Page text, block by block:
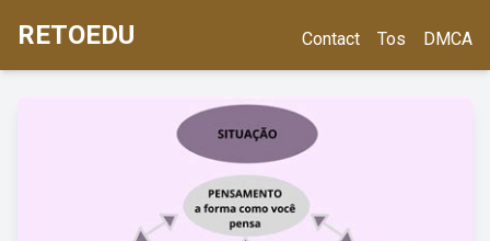
RETOEDU Contact Tos DMCA